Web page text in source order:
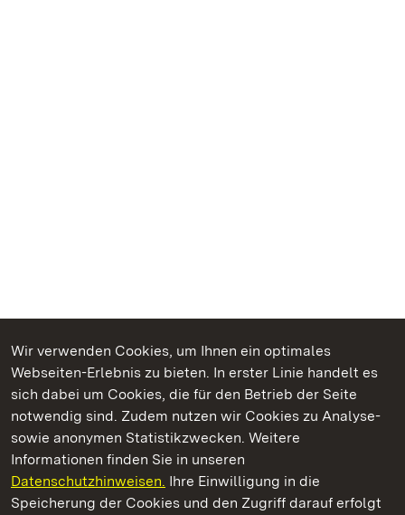
Wir verwenden Cookies, um Ihnen ein optimales
Webseiten-Erlebnis zu bieten. In erster Linie handelt es
sich dabei um Cookies, die für den Betrieb der Seite
notwendig sind. Zudem nutzen wir Cookies zu Analyse-
sowie anonymen Statistikzwecken. Weitere
Informationen finden Sie in unseren
Datenschutzhinweisen. Ihre Einwilligung in die
Speicherung der Cookies und den Zugriff darauf erfolgt
Kommen. Staunen. Genießen.
Staatliche Schlösser und Gärten Baden‑Württemberg